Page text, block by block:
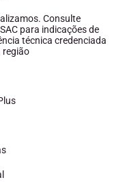
Consulte
para indicações de
técnica credenciada
região